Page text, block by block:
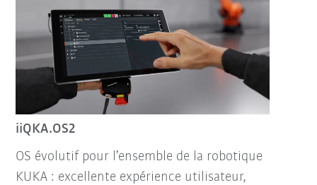
iiQKA.OS2
OS évolutif pour l’ensemble de la robotique
KUKA : excellente expérience utilisateur,